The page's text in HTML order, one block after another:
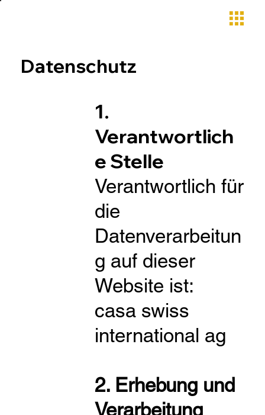
Datenschutz
1.
Verantwortlich
e Stelle
Verantwortlich für
die
Datenverarbeitun
g auf dieser
Website ist:
casa swiss
international ag
2. Erhebung und
Verarbeitung